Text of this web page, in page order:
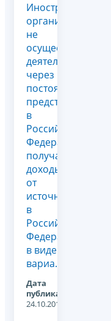
Иностранная
организация,
не
осуществляющая
деятельность
через
постоянное
представительство
в
Российской
Федерации,
получает
доходы
от
источников
в
Российской
Федерации
в виде
вариа...
Дата
публикации:
24.10.2011